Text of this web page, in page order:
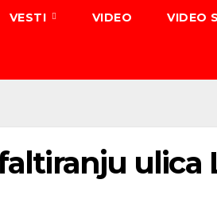
VESTI VIDEO VIDEO
ulica